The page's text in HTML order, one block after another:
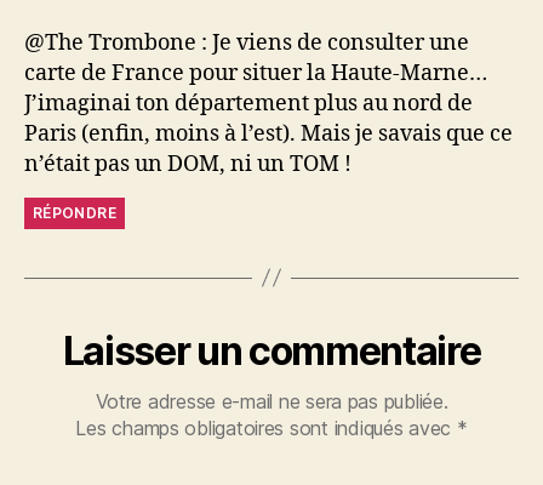
@The Trombone : Je viens de consulter une
carte de France pour situer la Haute-Marne…
J’imaginai ton département plus au nord de
Paris (enfin, moins à l’est). Mais je savais que ce
n’était pas un DOM, ni un TOM !
RÉPONDRE
Laisser un commentaire
Votre adresse e-mail ne sera pas publiée.
Les champs obligatoires sont indiqués avec *